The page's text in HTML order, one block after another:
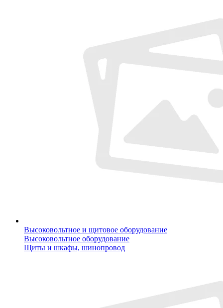
Высоковольтное и щитовое оборудование
Высоковольтное оборудование
Щиты и шкафы, шинопровод